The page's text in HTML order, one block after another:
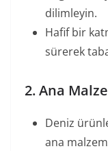
dilimleyin.
Hafif bir
sürerek
2. Ana
Deniz
ana